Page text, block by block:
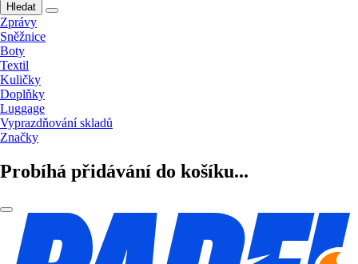
Hledat
Zprávy
Sněžnice
Boty
Textil
Kuličky
Doplňky
Luggage
Vyprazdňování skladů
Značky
Probíhá přidávání do košíku...